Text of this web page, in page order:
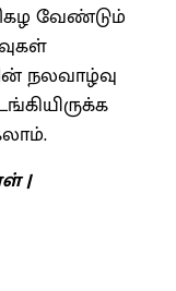
வேண்டும்
நலவாழ்வு
|